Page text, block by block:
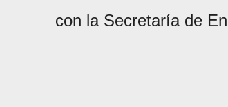
con la Secretaría de